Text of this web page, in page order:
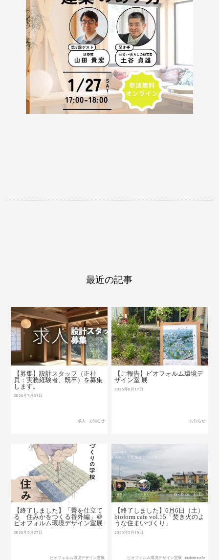
最近の記事
【募集】設計スタッフ（正社
員：実務経験者、既卒）を募集
します。
2026年7月31日
求人 お知らせ
【ご報告】ビオフォルム環境デ
ザイン室 展
2026年6月17日
お知らせ
【終了しました】「畳を仕立て
る 住みかをつくる番外編」＠
ビオフォルム環境デザイン室展
2026年5月27日
ビオフォルム環境デザイン室展
【終了しました】6月6日（土）
bioform cafe vol.15「焚き火のよ
うな住まいづくり」
2026年5月19日
ビオフォルム環境デザイン室展 bioformcafe